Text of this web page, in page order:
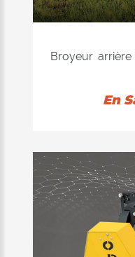
des
dispositif de
garantissent
Broyeur
marteaux.
compose d'un
entièrement
position du
arrière. Les
couteaux
garantissent
En